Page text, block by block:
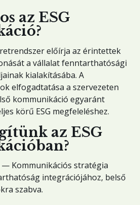
az ESG
előírja az érintettek
a vállalat fenntarthatósági
kialakításába. A
elfogadtatása a szervezeten
kommunikáció egyaránt
körű ESG megfeleléshez.
az ESG
— Kommunikációs stratégia
integrációjához, belső
szabva.